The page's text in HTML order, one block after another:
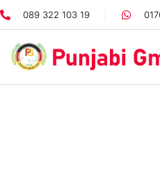
089 322 103 19